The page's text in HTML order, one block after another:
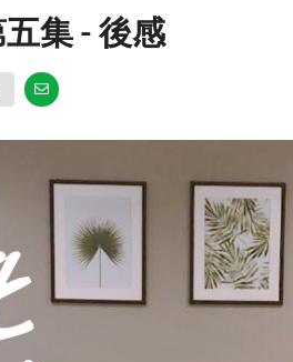
集 - 後感